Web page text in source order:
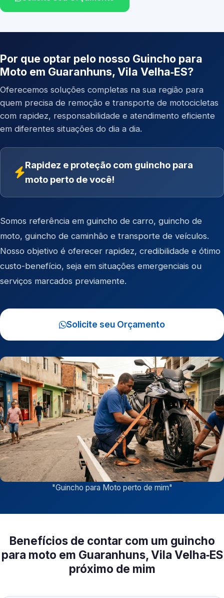
Por que optar pelo nosso Guincho para
Moto em Guaranhuns, Vila Velha‑ES?
Oferecemos soluções completas na sua região para
quem precisa de remoção e transporte de motocicletas
com rapidez, responsabilidade e atendimento eficiente
em diferentes situações do dia a dia.
Rapidez e proteção com guincho para
moto perto de você!
Somos referência em guincho de carro, guincho de
moto, guincho de caminhão e transporte de veículos.
Nosso objetivo é oferecer rapidez, credibilidade e ótimo
custo-benefício, seja em situações emergenciais ou
serviços marcados previamente.
Solicite seu Orçamento
"Guincho para Moto perto de mim"
Benefícios de contar com um guincho
para moto em Guaranhuns, Vila Velha‑ES
próximo de mim